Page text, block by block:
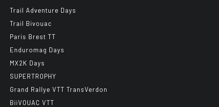
Trail Adventure Days
Trail Bivouac
Paris Brest TT
Enduromag Days
MX2K Days
SUPERTROPHY
Grand Rallye VTT TransVerdon
BiiVOUAC VTT